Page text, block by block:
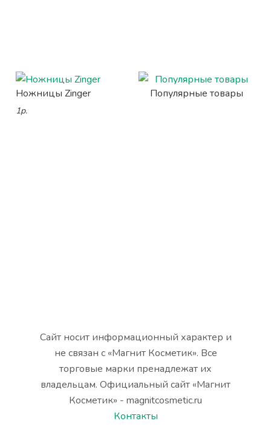
Ножницы Zinger
1р.
Популярные товары
Сайт носит информационный характер и
не связан с «Магнит Косметик». Все
торговые марки пренадлежат их
владельцам. Официальный сайт «Магнит
Косметик» - magnitcosmetic.ru
Контакты